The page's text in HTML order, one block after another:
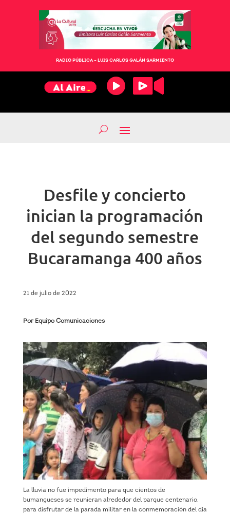
RADIO PÚBLICA – LUIS CARLOS GALÁN SARMIENTO
Desfile y concierto
inician la programación
del segundo semestre
Bucaramanga 400 años
21 de julio de 2022
Por Equipo Comunicaciones
La lluvia no fue impedimento para que cientos de
bumangueses se reunieran alrededor del parque centenario,
para disfrutar de la parada militar en la conmemoración del día